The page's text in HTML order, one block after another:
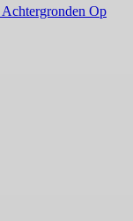
Achtergronden Op